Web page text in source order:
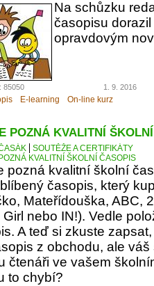
Na schůzku
časopisu
opravdovým
85050 1. 9. 2016
E-learning On-line kurz
POZNÁ KVALITNÍ
SOUTĚŽE A CERTIFIKÁTY
KVALITNÍ ŠKOLNÍ ČASOPIS
pozná kvalitní školní
časopis, který
Mateřídouška, ABC,
Girl nebo IN!). Vedle
A teď si zkuste
z obchodu, ale
čtenáři ve vašem
to chybí?